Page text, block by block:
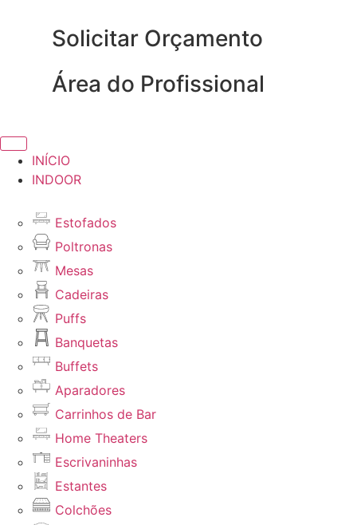
Solicitar Orçamento
Área do Profissional
INÍCIO
INDOOR
Estofados
Poltronas
Mesas
Cadeiras
Puffs
Banquetas
Buffets
Aparadores
Carrinhos de Bar
Home Theaters
Escrivaninhas
Estantes
Colchões